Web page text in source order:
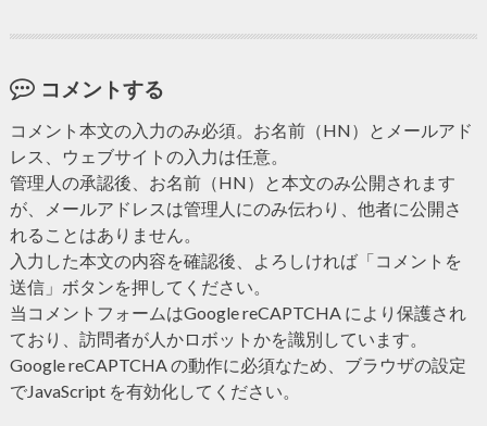
コメントする
コメント本文の入力のみ必須。お名前（HN）とメールアド
レス、ウェブサイトの入力は任意。
管理人の承認後、お名前（HN）と本文のみ公開されます
が、メールアドレスは管理人にのみ伝わり、他者に公開さ
れることはありません。
入力した本文の内容を確認後、よろしければ「コメントを
送信」ボタンを押してください。
当コメントフォームはGoogle reCAPTCHA により保護され
ており、訪問者が人かロボットかを識別しています。
Google reCAPTCHA の動作に必須なため、ブラウザの設定
でJavaScript を有効化してください。